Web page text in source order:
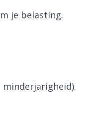
je belasting.
minderjarigheid).